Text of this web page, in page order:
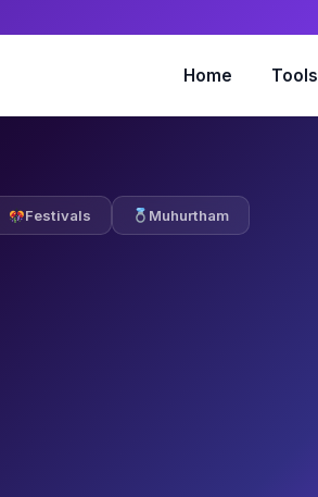
Home Tools
Festivals Muhurtham